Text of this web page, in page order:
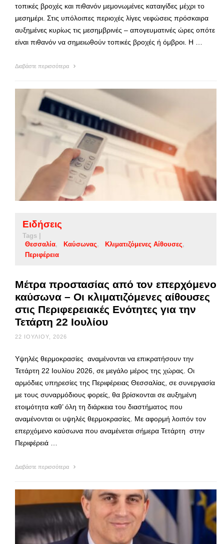
τοπικές βροχές και πιθανόν μεμονωμένες καταιγίδες μέχρι το
μεσημέρι. Στις υπόλοιπες περιοχές λίγες νεφώσεις πρόσκαιρα
αυξημένες κυρίως τις μεσημβρινές – απογευματινές ώρες οπότε
είναι πιθανόν να σημειωθούν τοπικές βροχές ή όμβροι. Η …
Διαβάστε περισσότερα
Ειδήσεις
Tags |
Θεσσαλία
Καύσωνας
Κλιματιζόμενες Αίθουσες
Περιφέρεια
Μέτρα προστασίας από τον επερχόμενο
καύσωνα – Οι κλιματιζόμενες αίθουσες
στις Περιφερειακές Ενότητες για την
Τετάρτη 22 Ιουλίου
22 ΙΟΥΛΊΟΥ, 2026
Υψηλές θερμοκρασίες αναμένονται να επικρατήσουν την
Τετάρτη 22 Ιουλίου 2026, σε μεγάλο μέρος της χώρας. Οι
αρμόδιες υπηρεσίες της Περιφέρειας Θεσσαλίας, σε συνεργασία
με τους συναρμόδιους φορείς, θα βρίσκονται σε αυξημένη
ετοιμότητα καθ’ όλη τη διάρκεια του διαστήματος που
αναμένονται οι υψηλές θερμοκρασίες. Με αφορμή λοιπόν τον
επερχόμενο καύσωνα που αναμένεται σήμερα Τετάρτη στην
Περιφέρειά …
Διαβάστε περισσότερα